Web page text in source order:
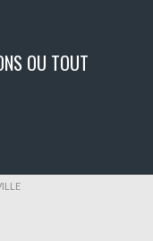
OU TOUT